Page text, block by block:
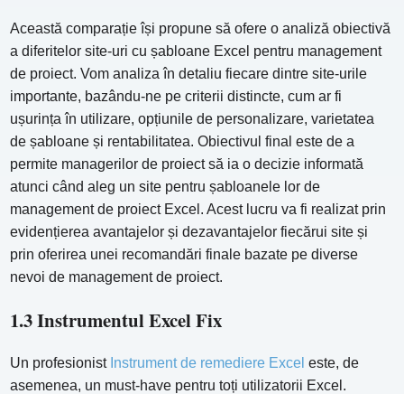
Această comparație își propune să ofere o analiză obiectivă
a diferitelor site-uri cu șabloane Excel pentru management
de proiect. Vom analiza în detaliu fiecare dintre site-urile
importante, bazându-ne pe criterii distincte, cum ar fi
ușurința în utilizare, opțiunile de personalizare, varietatea
de șabloane și rentabilitatea. Obiectivul final este de a
permite managerilor de proiect să ia o decizie informată
atunci când aleg un site pentru șabloanele lor de
management de proiect Excel. Acest lucru va fi realizat prin
evidențierea avantajelor și dezavantajelor fiecărui site și
prin oferirea unei recomandări finale bazate pe diverse
nevoi de management de proiect.
1.3 Instrumentul Excel Fix
Un profesionist Instrument de remediere Excel este, de
asemenea, un must-have pentru toți utilizatorii Excel.